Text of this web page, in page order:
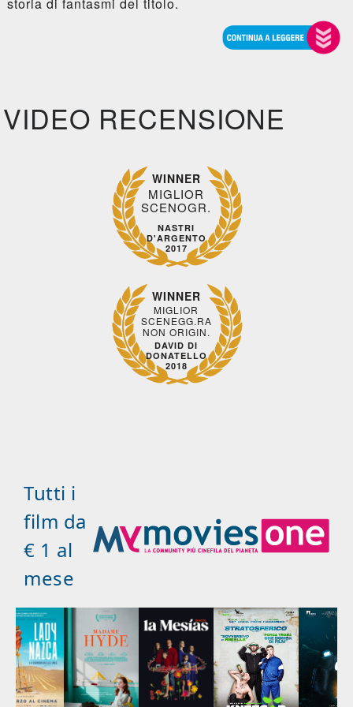
VIDEO RECENSIONE
WINNER
MIGLIOR
SCENOGR.
NASTRI
D'ARGENTO
2017
WINNER
MIGLIOR
SCENEGG.RA
NON ORIGIN.
DAVID DI
DONATELLO
2018
Tutti i
film da
€ 1 al
mese